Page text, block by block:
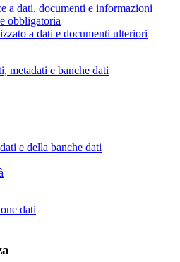
a dati, documenti e informazioni
obbligatoria
a dati e documenti ulteriori
metadati e banche dati
e della banche dati
dati